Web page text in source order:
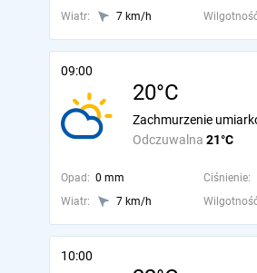
Wiatr:
7 km/h
09:00
20°C
Odczuwalna 21°C
Zachmurzenie
Opad: 0 mm Ciśnienie:
Wiatr:
7 km/h
10:00